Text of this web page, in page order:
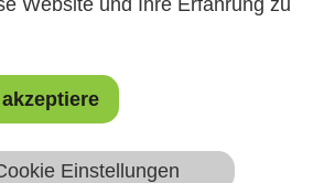
Website und Ihre Erfahrung zu
Einstellungen
Arts